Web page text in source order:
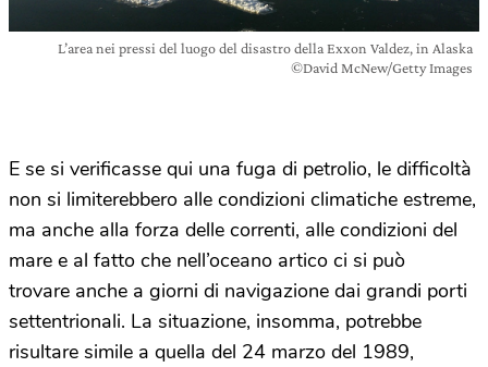
L’area nei pressi del luogo del disastro della Exxon Valdez, in Alaska
©David McNew/Getty Images
E se si verificasse qui una fuga di petrolio, le difficoltà
non si limiterebbero alle condizioni climatiche estreme,
ma anche alla forza delle correnti, alle condizioni del
mare e al fatto che nell’oceano artico ci si può
trovare anche a giorni di navigazione dai grandi porti
settentrionali. La situazione, insomma, potrebbe
risultare simile a quella del 24 marzo del 1989,